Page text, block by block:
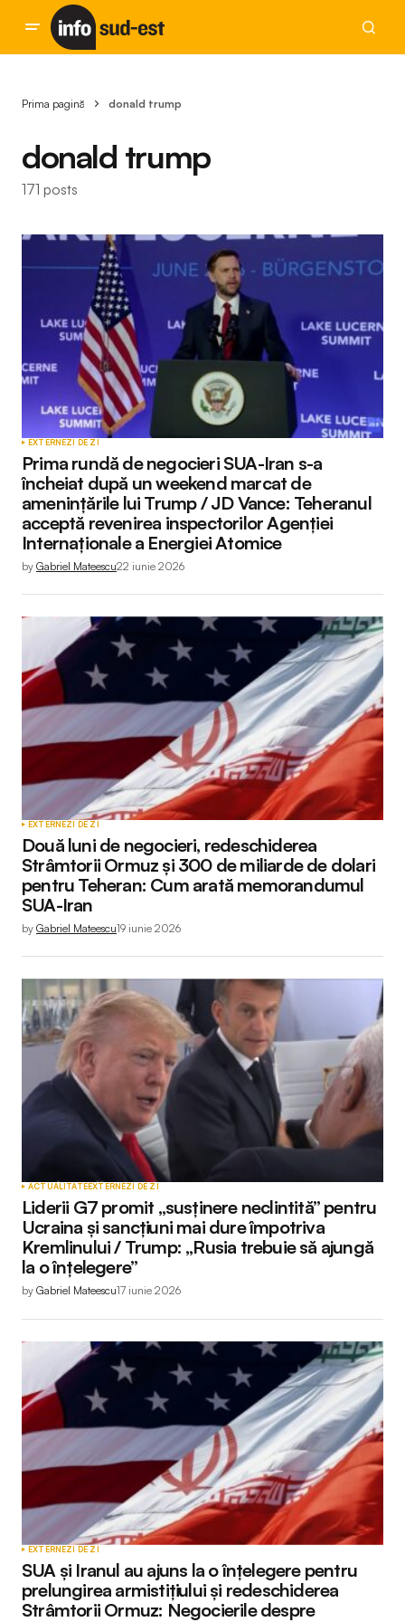
Prima pagină donald trump
donald trump
171 posts
EXTERNEZI DE ZI
Prima rundă de negocieri SUA-Iran s-a
încheiat după un weekend marcat de
amenințările lui Trump / JD Vance: Teheranul
acceptă revenirea inspectorilor Agenției
Internaționale a Energiei Atomice
by Gabriel Mateescu22 iunie 2026
EXTERNEZI DE ZI
Două luni de negocieri, redeschiderea
Strâmtorii Ormuz și 300 de miliarde de dolari
pentru Teheran: Cum arată memorandumul
SUA-Iran
by Gabriel Mateescu19 iunie 2026
ACTUALITATEEXTERNEZI DE ZI
Liderii G7 promit „susținere neclintită” pentru
Ucraina și sancțiuni mai dure împotriva
Kremlinului / Trump: „Rusia trebuie să ajungă
la o înțelegere”
by Gabriel Mateescu17 iunie 2026
EXTERNEZI DE ZI
SUA și Iranul au ajuns la o înțelegere pentru
prelungirea armistițiului și redeschiderea
Strâmtorii Ormuz: Negocierile despre